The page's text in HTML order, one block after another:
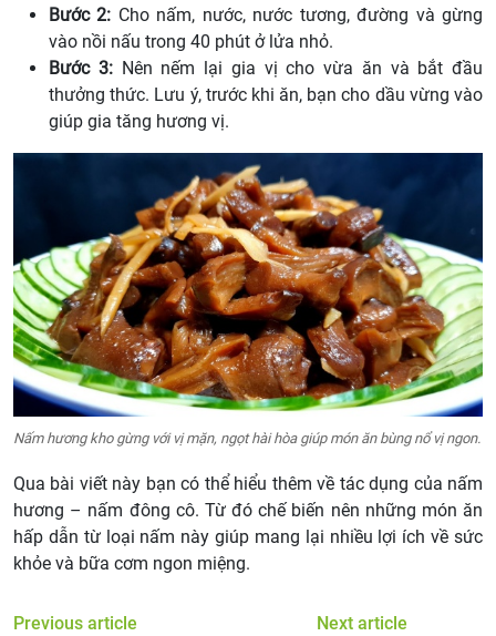
Bước 2: Cho nấm, nước, nước tương, đường và gừng
vào nồi nấu trong 40 phút ở lửa nhỏ.
Bước 3: Nên nếm lại gia vị cho vừa ăn và bắt đầu
thưởng thức. Lưu ý, trước khi ăn, bạn cho dầu vừng vào
giúp gia tăng hương vị.
Nấm hương kho gừng với vị mặn, ngọt hài hòa giúp món ăn bùng nổ vị ngon.
Qua bài viết này bạn có thể hiểu thêm về tác dụng của nấm
hương – nấm đông cô. Từ đó chế biến nên những món ăn
hấp dẫn từ loại nấm này giúp mang lại nhiều lợi ích về sức
khỏe và bữa cơm ngon miệng.
Previous article Next article